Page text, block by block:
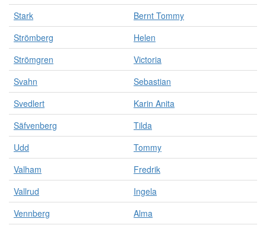
Stark
Bernt Tommy
Strömberg
Helen
Strömgren
Victoria
Svahn
Sebastian
Svedlert
Karin Anita
Säfvenberg
Tilda
Udd
Tommy
Valham
Fredrik
Vallrud
Ingela
Vennberg
Alma